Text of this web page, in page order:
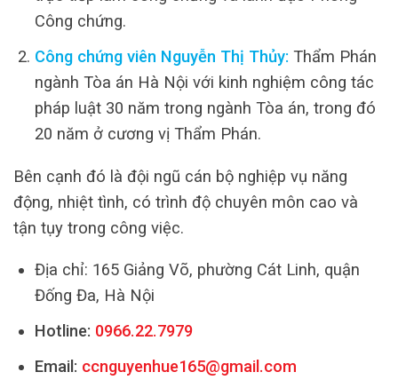
Công chứng.
Công chứng viên Nguyễn Thị Thủy: Thẩm Phán
ngành Tòa án Hà Nội với kinh nghiệm công tác
pháp luật 30 năm trong ngành Tòa án, trong đó
20 năm ở cương vị Thẩm Phán.
Bên cạnh đó là đội ngũ cán bộ nghiệp vụ năng
động, nhiệt tình, có trình độ chuyên môn cao và
tận tụy trong công việc.
Địa chỉ: 165 Giảng Võ, phường Cát Linh, quận
Đống Đa, Hà Nội
Hotline: 0966.22.7979
Email: ccnguyenhue165@gmail.com